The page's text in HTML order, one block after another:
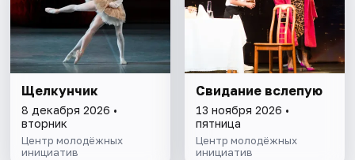
Щелкунчик
8 декабря 2026 •
вторник
Центр молодёжных
инициатив
Свидание вслепую
13 ноября 2026 •
пятница
Центр молодёжных
инициатив